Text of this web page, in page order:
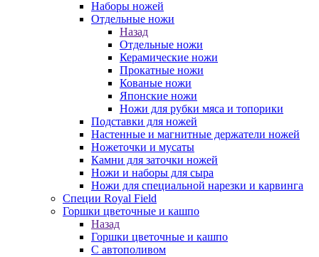
Наборы ножей
Отдельные ножи
Назад
Отдельные ножи
Керамические ножи
Прокатные ножи
Кованые ножи
Японские ножи
Ножи для рубки мяса и топорики
Подставки для ножей
Настенные и магнитные держатели ножей
Ножеточки и мусаты
Камни для заточки ножей
Ножи и наборы для сыра
Ножи для специальной нарезки и карвинга
Специи Royal Field
Горшки цветочные и кашпо
Назад
Горшки цветочные и кашпо
С автополивом